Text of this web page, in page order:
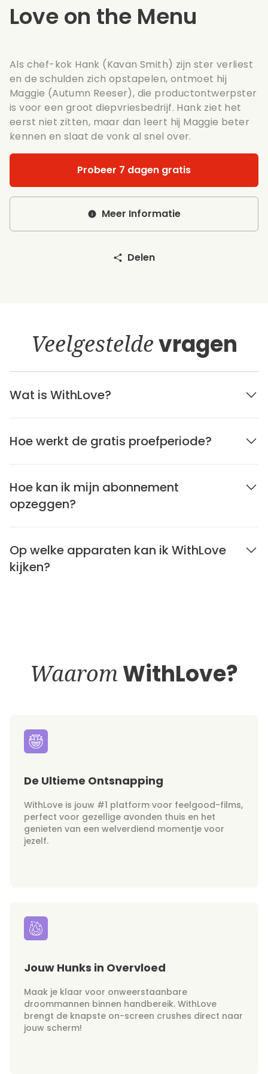
Love on the Menu
Als chef-kok Hank (Kavan Smith) zijn ster verliest
en de schulden zich opstapelen, ontmoet hij
Maggie (Autumn Reeser), die productontwerpster
is voor een groot diepvriesbedrijf. Hank ziet het
eerst niet zitten, maar dan leert hij Maggie beter
kennen en slaat de vonk al snel over.
Probeer 7 dagen gratis
Meer Informatie
Delen
Veelgesteldevragen
Wat is WithLove?
Hoe werkt de gratis proefperiode?
Hoe kan ik mijn abonnement
opzeggen?
Op welke apparaten kan ik WithLove
kijken?
WaaromWithLove?
De Ultieme Ontsnapping
WithLove is jouw #1 platform voor feelgood-films,
perfect voor gezellige avonden thuis en het
genieten van een welverdiend momentje voor
jezelf.
Jouw Hunks in Overvloed
Maak je klaar voor onweerstaanbare
droommannen binnen handbereik. WithLove
brengt de knapste on-screen crushes direct naar
jouw scherm!